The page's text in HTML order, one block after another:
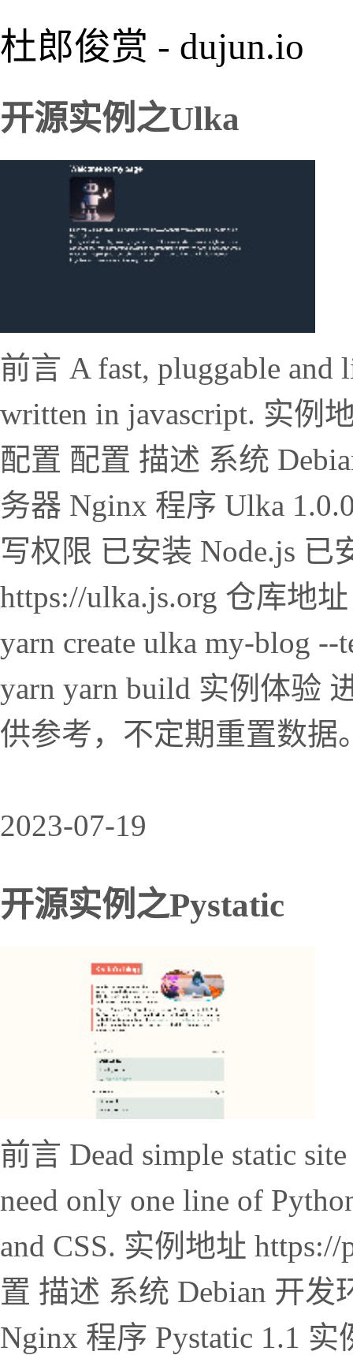
杜郎俊赏 - dujun.io
开源实例之Ulka
前言 A fast, pluggable and
written in javascript. 实例
配置 配置 描述 系统
务器 Nginx 程序 Ulka
写权限 已安装 Node.js
https://ulka.js.org 仓库地
yarn create ulka my-blog
yarn yarn build 实例体验
供参考，不定期重置数据
2023-07-19
开源实例之Pystatic
前言 Dead simple static
need only one line of
and CSS. 实例地址
置 描述 系统 Debian 开发
Nginx 程序 Pystatic 1.1